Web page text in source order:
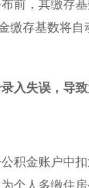
前，其缴存
缴存基数将
入失误，导
金账户中扣
个人多缴住